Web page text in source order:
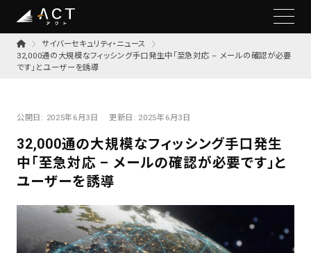
サイバーセキュリティ・ニュース
32,000通の大規模なフィッシング手口発生中「至急対応 – メールの確認が必要
です」とユーザーを誘導
公開日: 2025年6月3日 更新日: 2025年6月3日
32,000通の大規模なフィッシング手口発生
中「至急対応 – メールの確認が必要です」と
ユーザーを誘導